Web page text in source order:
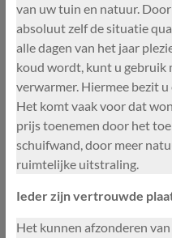
van uw tuin en natuur.
absoluut zelf de situatie
alle dagen van het jaar
koud wordt, kunt u gebruik
verwarmer. Hiermee bezit
Het komt vaak voor dat
prijs toenemen door het
schuifwand, door meer
ruimtelijke uitstraling.
Ieder zijn vertrouwde
Het kunnen afzonderen